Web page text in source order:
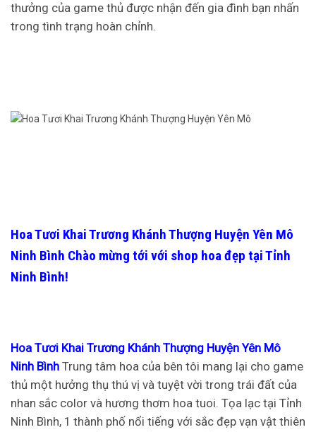
thưởng của game thủ được nhận đến gia đình bạn nhấn
trong tình trạng hoàn chỉnh.
Hoa Tươi Khai Trương Khánh Thượng Huyện Yên Mô
Ninh Bình Chào mừng tới với shop hoa đẹp tại Tỉnh
Ninh Bình!
Hoa Tươi Khai Trương Khánh Thượng Huyện Yên Mô
Ninh Bình Trung tâm hoa của bên tôi mang lại cho game
thủ một hưởng thụ thú vị và tuyệt vời trong trái đất của
nhan sắc color và hương thơm hoa tuoi. Tọa lạc tại Tỉnh
Ninh Bình, 1 thành phố nổi tiếng với sắc đẹp vạn vật thiên